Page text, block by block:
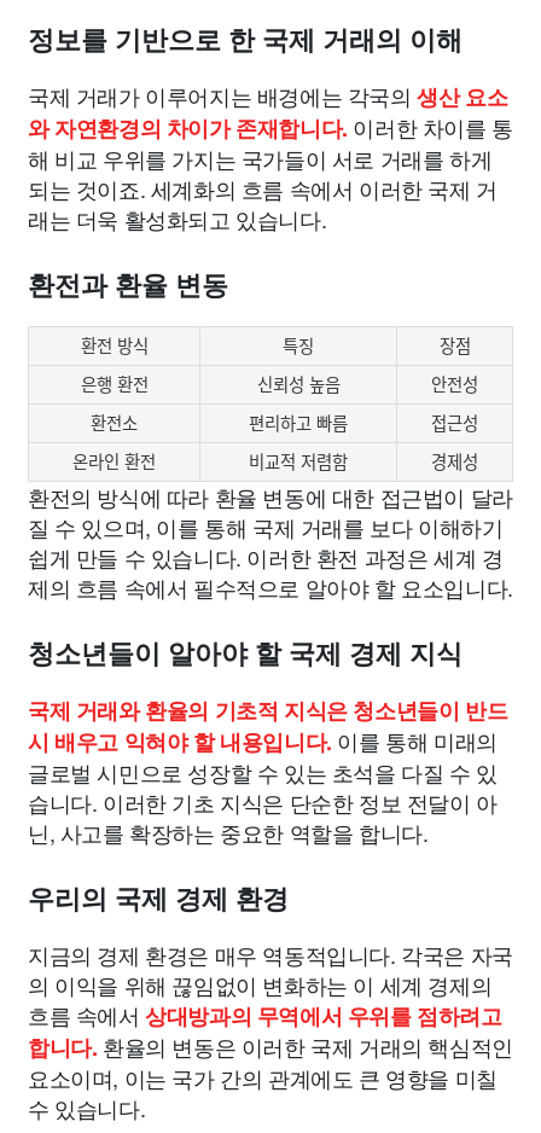
정보를 기반으로 한 국제 거래의 이해
국제 거래가 이루어지는 배경에는 각국의생산 요소
와 자연환경의 차이가 존재합니다. 이러한 차이를 통
해 비교 우위를 가지는 국가들이 서로 거래를 하게
되는 것이죠. 세계화의 흐름 속에서 이러한 국제 거
래는 더욱 활성화되고 있습니다.
환전과 환율 변동
환전 방식 특징
장점
은행 환전
신뢰성 높음
안전성
환전소
편리하고 빠름
접근성
온라인 환전
비교적 저렴함 경제성
환전의 방식에 따라 환율 변동에 대한 접근법이 달라
질 수 있으며, 이를 통해 국제 거래를 보다 이해하기
쉽게 만들 수 있습니다. 이러한 환전 과정은 세계 경
제의 흐름 속에서 필수적으로 알아야 할 요소입니다.
청소년들이 알아야 할 국제 경제 지식
국제 거래와 환율의 기초적 지식은 청소년들이 반드
시 배우고 익혀야 할 내용입니다. 이를 통해 미래의
글로벌 시민으로 성장할 수 있는 초석을 다질 수 있
습니다. 이러한 기초 지식은 단순한 정보 전달이 아
닌, 사고를 확장하는 중요한 역할을 합니다.
우리의 국제 경제 환경
지금의 경제 환경은 매우 역동적입니다. 각국은 자국
의 이익을 위해 끊임없이 변화하는 이 세계 경제의
흐름 속에서상대방과의 무역에서 우위를 점하려고
합니다. 환율의 변동은 이러한 국제 거래의 핵심적인
요소이며, 이는 국가 간의 관계에도 큰 영향을 미칠
수 있습니다.